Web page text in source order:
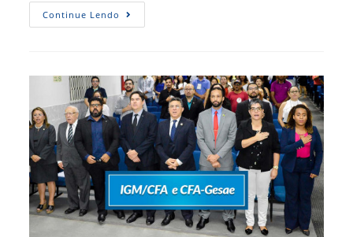
Continue Lendo Administração
Do